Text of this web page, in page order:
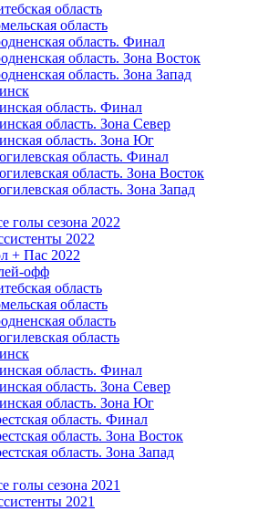
область
область
область. Финал
область. Зона Восток
область. Зона Запад
область. Финал
область. Зона Север
область. Зона Юг
область. Финал
область. Зона Восток
область. Зона Запад
голы сезона 2022
2022
+ Пас 2022
офф
область
область
область
область
область. Финал
область. Зона Север
область. Зона Юг
область. Финал
область. Зона Восток
область. Зона Запад
голы сезона 2021
2021